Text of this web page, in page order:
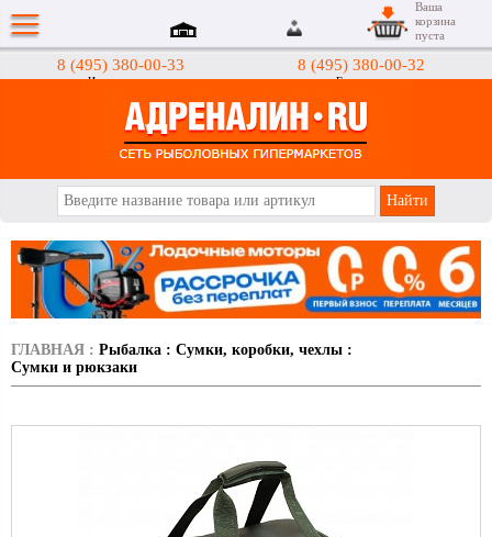
8 (495) 380-00-33
Интернет-магазин
8 (495) 380-00-32
Гипермаркеты
Ваша
корзина
пуста
ГЛАВНАЯ : Рыбалка : Сумки, коробки, чехлы :
Сумки и рюкзаки